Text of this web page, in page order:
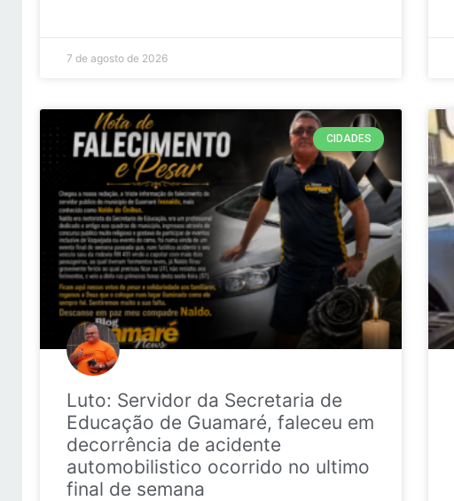
7 de agosto de 2026
CIDADES
Luto: Servidor da Secretaria de
Educação de Guamaré, faleceu em
decorrência de acidente
automobilistico ocorrido no ultimo
final de semana